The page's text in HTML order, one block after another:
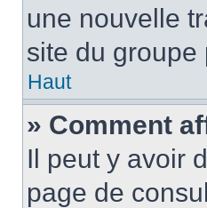
une nouvelle
site du groupe
Haut
» Comment
Il peut y avoir
page de